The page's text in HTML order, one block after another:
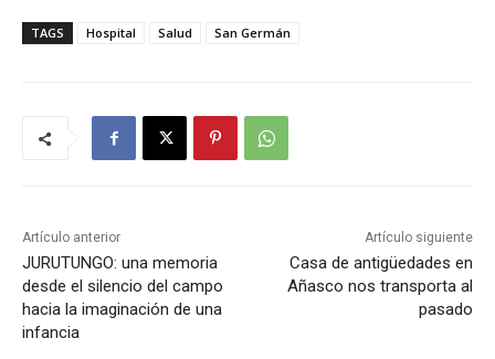
TAGS Hospital Salud San Germán
Artículo anterior
JURUTUNGO: una memoria
desde el silencio del campo
hacia la imaginación de una
infancia
Artículo siguiente
Casa de antigüedades en
Añasco nos transporta al
pasado